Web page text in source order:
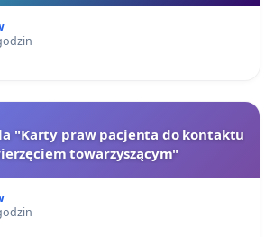
"Karty praw pacjenta do kontaktu
towarzyszącym"